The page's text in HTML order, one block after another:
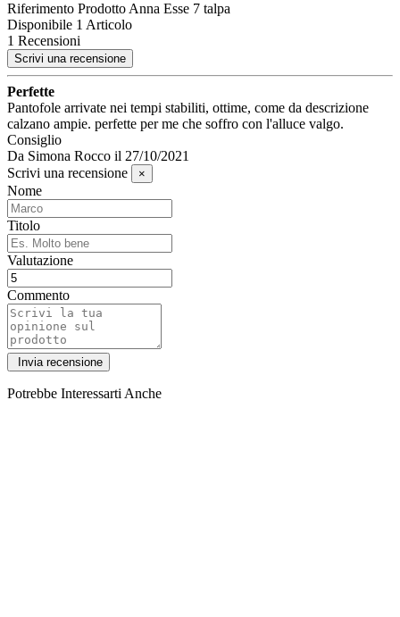
Riferimento Prodotto Anna Esse 7 talpa
Disponibile 1 Articolo
1 Recensioni
Scrivi una recensione
Perfette
Pantofole arrivate nei tempi stabiliti, ottime, come da descrizione
calzano ampie. perfette per me che soffro con l'alluce valgo.
Consiglio
Da Simona Rocco il 27/10/2021
Scrivi una recensione
×
Nome
Titolo
Valutazione
Commento
Potrebbe Interessarti Anche